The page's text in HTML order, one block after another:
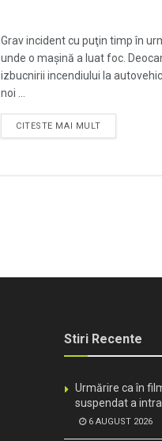
Grav incident cu puţin timp în
unde o maşină a luat foc.
izbucnirii incendiului la
noi ...
CITESTE MAI MULT
Stiri Recente
Urmărire ca în
suspendat a
6 AUGUST 2026